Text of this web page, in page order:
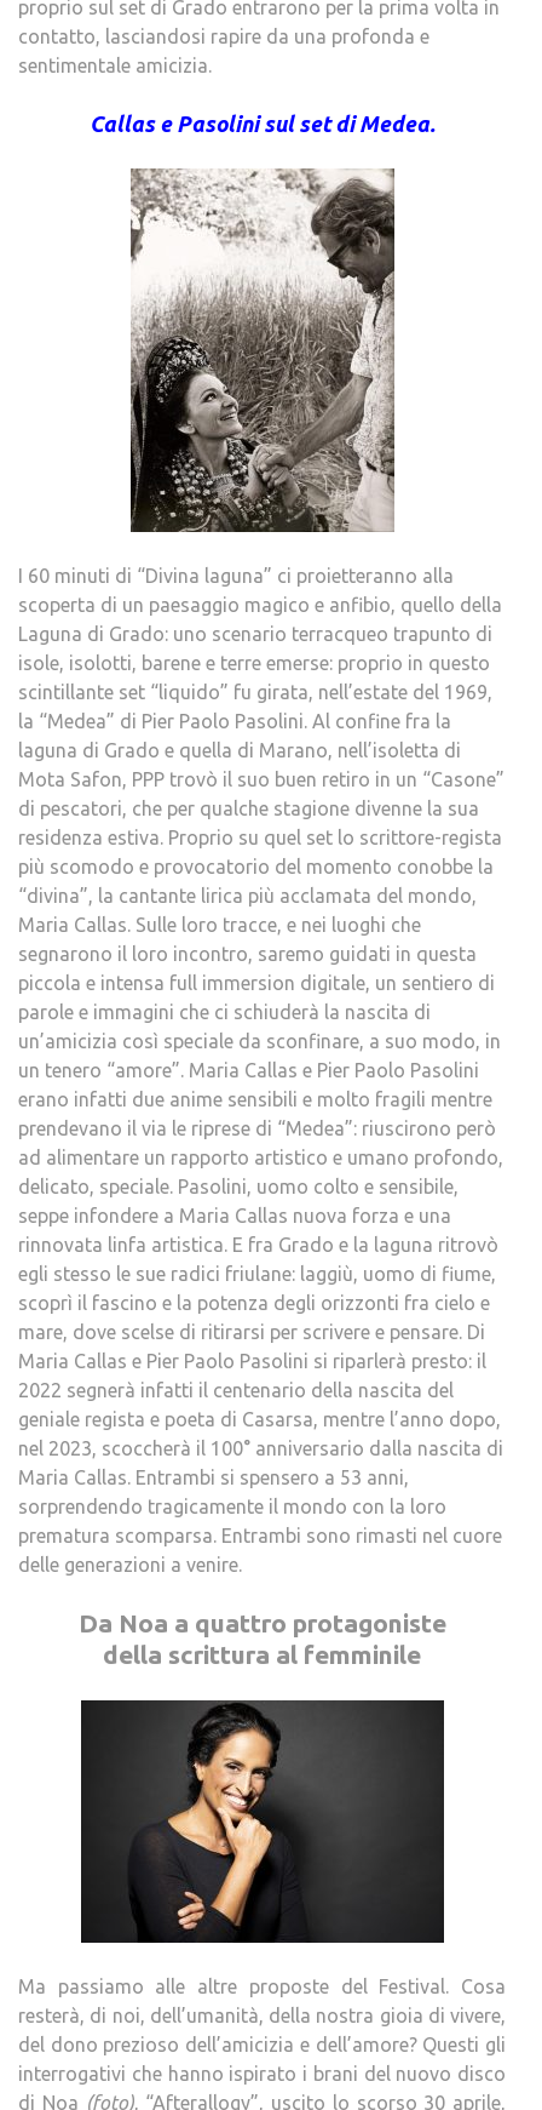
proprio sul set di Grado entrarono per la prima volta in
contatto, lasciandosi rapire da una profonda e
sentimentale amicizia.
Callas e Pasolini sul set di Medea.
I 60 minuti di “Divina laguna” ci proietteranno alla
scoperta di un paesaggio magico e anfibio, quello della
Laguna di Grado: uno scenario terracqueo trapunto di
isole, isolotti, barene e terre emerse: proprio in questo
scintillante set “liquido” fu girata, nell’estate del 1969,
la “Medea” di Pier Paolo Pasolini. Al confine fra la
laguna di Grado e quella di Marano, nell’isoletta di
Mota Safon, PPP trovò il suo buen retiro in un “Casone”
di pescatori, che per qualche stagione divenne la sua
residenza estiva. Proprio su quel set lo scrittore-regista
più scomodo e provocatorio del momento conobbe la
“divina”, la cantante lirica più acclamata del mondo,
Maria Callas. Sulle loro tracce, e nei luoghi che
segnarono il loro incontro, saremo guidati in questa
piccola e intensa full immersion digitale, un sentiero di
parole e immagini che ci schiuderà la nascita di
un’amicizia così speciale da sconfinare, a suo modo, in
un tenero “amore”. Maria Callas e Pier Paolo Pasolini
erano infatti due anime sensibili e molto fragili mentre
prendevano il via le riprese di “Medea”: riuscirono però
ad alimentare un rapporto artistico e umano profondo,
delicato, speciale. Pasolini, uomo colto e sensibile,
seppe infondere a Maria Callas nuova forza e una
rinnovata linfa artistica. E fra Grado e la laguna ritrovò
egli stesso le sue radici friulane: laggiù, uomo di fiume,
scoprì il fascino e la potenza degli orizzonti fra cielo e
mare, dove scelse di ritirarsi per scrivere e pensare. Di
Maria Callas e Pier Paolo Pasolini si riparlerà presto: il
2022 segnerà infatti il centenario della nascita del
geniale regista e poeta di Casarsa, mentre l’anno dopo,
nel 2023, scoccherà il 100° anniversario dalla nascita di
Maria Callas. Entrambi si spensero a 53 anni,
sorprendendo tragicamente il mondo con la loro
prematura scomparsa. Entrambi sono rimasti nel cuore
delle generazioni a venire.
Da Noa a quattro protagoniste
della scrittura al femminile
Ma passiamo alle altre proposte del Festival. Cosa
resterà, di noi, dell’umanità, della nostra gioia di vivere,
del dono prezioso dell’amicizia e dell’amore? Questi gli
interrogativi che hanno ispirato i brani del nuovo disco
di Noa (foto), “Afterallogy”, uscito lo scorso 30 aprile,